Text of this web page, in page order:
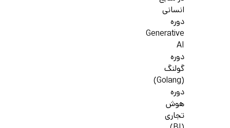
انسانی
دوره
Generative
AI
دوره
گولنگ
(Golang)
دوره
هوش
تجاری